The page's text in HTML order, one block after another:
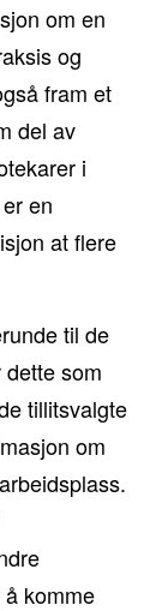
om en
og
fram et
del av
i
en
at flere
til de
som
tillitsvalgte
om
komme